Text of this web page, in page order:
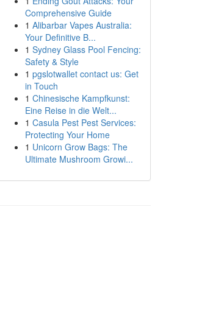
Comprehensive Guide
1 Alibarbar Vapes Australia:
Your Definitive B...
1 Sydney Glass Pool Fencing:
Safety & Style
1 pgslotwallet contact us: Get
in Touch
1 Chinesische Kampfkunst:
Eine Reise in die Welt...
1 Casula Pest Pest Services:
Protecting Your Home
1 Unicorn Grow Bags: The
Ultimate Mushroom Growi...